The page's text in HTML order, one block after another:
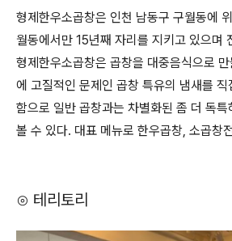
형제한우소곱창은 인천 남동구 구월동에
월동에서만 15년째 자리를 지키고 있으며
형제한우소곱창은 곱창을 대중음식으로
에 고질적인 문제인 곱창 특유의 냄새를 직
함으로 일반 곱창과는 차별화된 좀 더 독
볼 수 있다. 대표 메뉴로 한우곱창, 소곱창
⊙ 테리토리